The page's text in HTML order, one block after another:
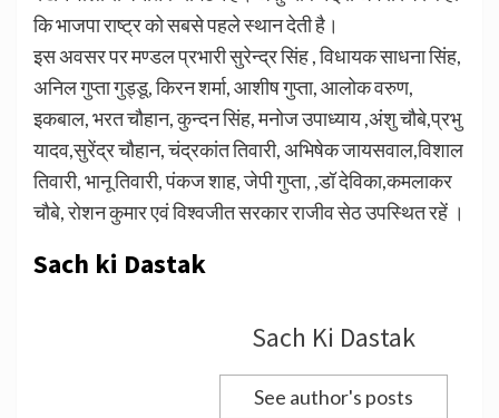
कि भाजपा राष्ट्र को सबसे पहले स्थान देती है।
इस अवसर पर मण्डल प्रभारी सुरेन्द्र सिंह , विधायक साधना सिंह,
अनिल गुप्ता गुड्डू, किरन शर्मा, आशीष गुप्ता, आलोक वरुण,
इकबाल, भरत चौहान, कुन्दन सिंह, मनोज उपाध्याय ,अंशु चौबे,प्रभु
यादव,सुरेंद्र चौहान, चंद्रकांत तिवारी, अभिषेक जायसवाल,विशाल
तिवारी, भानू तिवारी, पंकज शाह, जेपी गुप्ता, ,डॉ देविका,कमलाकर
चौबे, रोशन कुमार एवं विश्वजीत सरकार राजीव सेठ उपस्थित रहें ।
Sach ki Dastak
Sach Ki Dastak
See author's posts